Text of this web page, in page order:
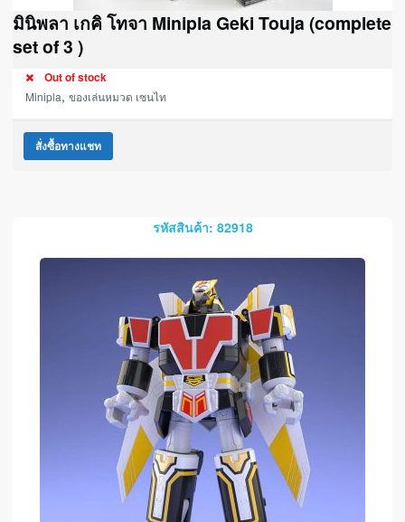
มินิพลา เกคิ โทจา Minipla Geki Touja (complete
set of 3 )
Out of stock
Minipla, ของเล่นหมวด เซนไท
สั่งซื้อทางแชท
รหัสสินค้า: 82918